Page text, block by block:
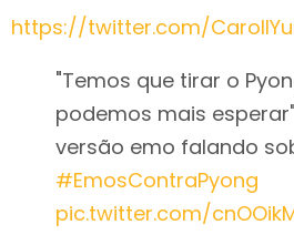
https://twitter.com/
"Temos que tirar o
podemos mais
versão emo falando
#EmosContraPyong
pic.twitter.com/